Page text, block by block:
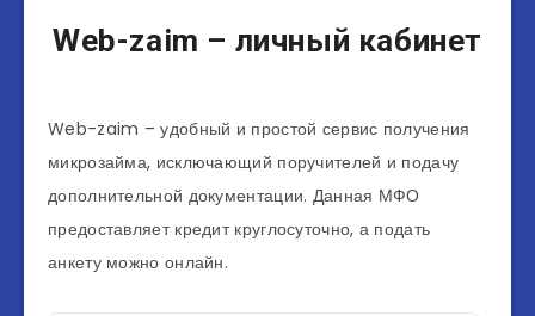
Web-zaim – личный кабинет
Web-zaim – удобный и простой сервис получения
микрозайма, исключающий поручителей и подачу
дополнительной документации. Данная МФО
предоставляет кредит круглосуточно, а подать
анкету можно онлайн.